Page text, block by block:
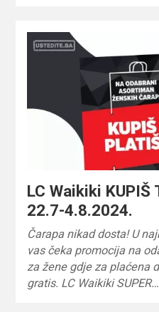
LC Waikiki KUPIŠ
22.7-4.8.2024.
Čarapa nikad dosta! U
vas čeka promocija na
za žene gdje za plaćena
gratis. LC Waikiki SUPER…